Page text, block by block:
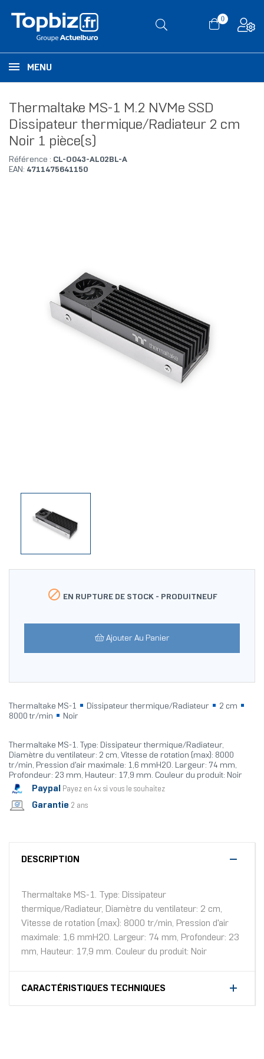
0
MENU
Thermaltake MS-1 M.2 NVMe SSD
Dissipateur thermique/Radiateur 2 cm
Noir 1 pièce(s)
Référence : CL-O043-AL02BL-A
EAN: 4711475641150
 EN RUPTURE DE STOCK - PRODUITNEUF
Ajouter Au Panier
Thermaltake MS-1 Dissipateur thermique/Radiateur
2 cm
8000 tr/min
Noir
Thermaltake MS-1. Type: Dissipateur thermique/Radiateur,
Diamètre du ventilateur: 2 cm, Vitesse de rotation (max): 8000
tr/min, Pression d'air maximale: 1,6 mmH2O. Largeur: 74 mm,
Profondeur: 23 mm, Hauteur: 17,9 mm. Couleur du produit: Noir
Paypal Payez en 4x si vous le souhaitez
Garantie 2 ans
DESCRIPTION
Thermaltake MS-1. Type: Dissipateur
thermique/Radiateur, Diamètre du ventilateur: 2 cm,
Vitesse de rotation (max): 8000 tr/min, Pression d'air
maximale: 1,6 mmH2O. Largeur: 74 mm, Profondeur: 23
mm, Hauteur: 17,9 mm. Couleur du produit: Noir
CARACTÉRISTIQUES TECHNIQUES